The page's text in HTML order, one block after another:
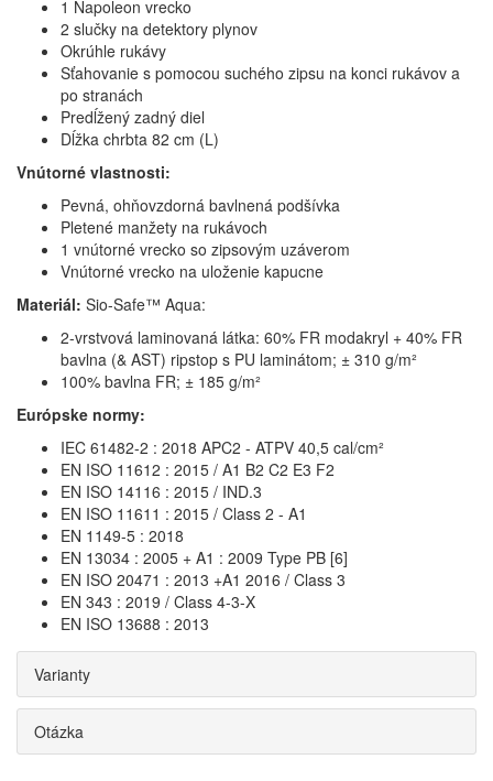
1 Napoleon vrecko
2 slučky na detektory plynov
Okrúhle rukávy
Sťahovanie s pomocou suchého zipsu na konci rukávov a
po stranách
Predĺžený zadný diel
Dĺžka chrbta 82 cm (L)
Vnútorné vlastnosti:
Pevná, ohňovzdorná bavlnená podšívka
Pletené manžety na rukávoch
1 vnútorné vrecko so zipsovým uzáverom
Vnútorné vrecko na uloženie kapucne
Materiál: Sio-Safe™ Aqua:
2-vrstvová laminovaná látka: 60% FR modakryl + 40% FR
bavlna (& AST) ripstop s PU laminátom; ± 310 g/m²
100% bavlna FR; ± 185 g/m²
Európske normy:
IEC 61482-2 : 2018 APC2 - ATPV 40,5 cal/cm²
EN ISO 11612 : 2015 / A1 B2 C2 E3 F2
EN ISO 14116 : 2015 / IND.3
EN ISO 11611 : 2015 / Class 2 - A1
EN 1149-5 : 2018
EN 13034 : 2005 + A1 : 2009 Type PB [6]
EN ISO 20471 : 2013 +A1 2016 / Class 3
EN 343 : 2019 / Class 4-3-X
EN ISO 13688 : 2013
Varianty
Otázka